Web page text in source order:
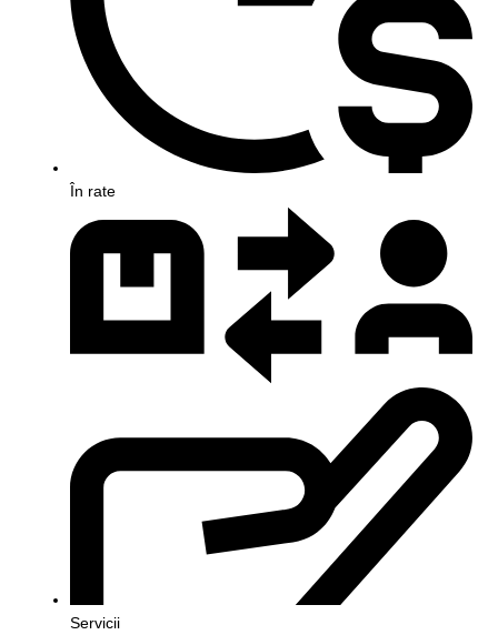
În rate
Servicii